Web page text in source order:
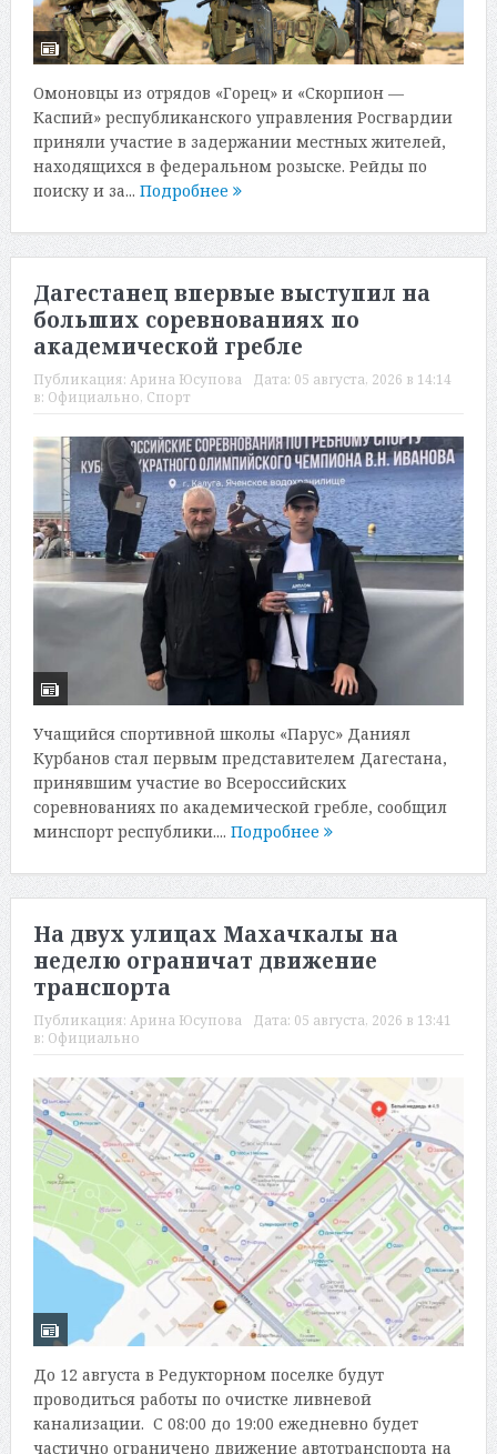
Омоновцы из отрядов «Горец» и «Скорпион —
Каспий» республиканского управления Росгвардии
приняли участие в задержании местных жителей,
находящихся в федеральном розыске. Рейды по
поиску и за... Подробнее
Дагестанец впервые выступил на
больших соревнованиях по
академической гребле
Публикация: Арина Юсупова Дата: 05 августа, 2026 в 14:14
в: Официально, Спорт
Учащийся спортивной школы «Парус» Даниял
Курбанов стал первым представителем Дагестана,
принявшим участие во Всероссийских
соревнованиях по академической гребле, сообщил
минспорт республики.... Подробнее
На двух улицах Махачкалы на
неделю ограничат движение
транспорта
Публикация: Арина Юсупова Дата: 05 августа, 2026 в 13:41
в: Официально
До 12 августа в Редукторном поселке будут
проводиться работы по очистке ливневой
канализации. С 08:00 до 19:00 ежедневно будет
частично ограничено движение автотранспорта на